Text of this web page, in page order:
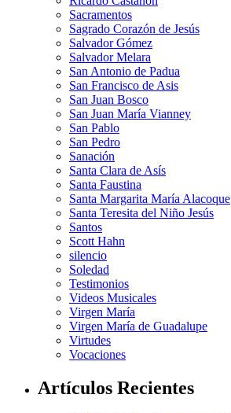
Sacramentos
Sagrado Corazón de Jesús
Salvador Gómez
Salvador Melara
San Antonio de Padua
San Francisco de Asis
San Juan Bosco
San Juan María Vianney
San Pablo
San Pedro
Sanación
Santa Clara de Asís
Santa Faustina
Santa Margarita María Alacoque
Santa Teresita del Niño Jesús
Santos
Scott Hahn
silencio
Soledad
Testimonios
Videos Musicales
Virgen María
Virgen María de Guadalupe
Virtudes
Vocaciones
Artículos Recientes